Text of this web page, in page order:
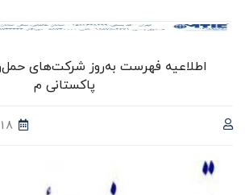
اطلاعیه فهرست به‌روز شرکت‌های
پاکستانی م
18 خرداد 1405 - 14:55